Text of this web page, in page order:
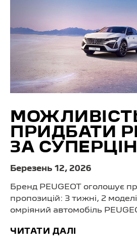
ПРИДБАТИ
ЗА
Березень 12, 2026
Бренд PEUGEOT оголошує
пропозицій: 3 тижні, 2
омріяний автомобіль
ЧИТАТИ ДАЛІ